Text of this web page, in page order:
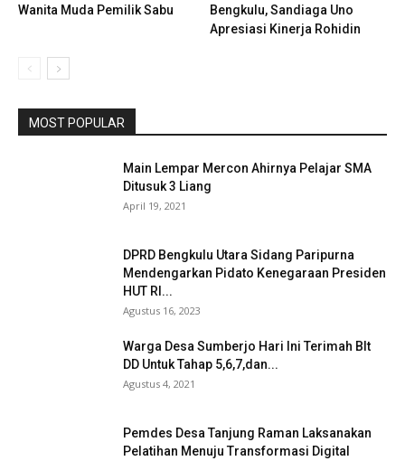
Wanita Muda Pemilik Sabu
Bengkulu, Sandiaga Uno
Apresiasi Kinerja Rohidin
MOST POPULAR
Main Lempar Mercon Ahirnya Pelajar SMA
Ditusuk 3 Liang
April 19, 2021
DPRD Bengkulu Utara Sidang Paripurna
Mendengarkan Pidato Kenegaraan Presiden
HUT RI...
Agustus 16, 2023
Warga Desa Sumberjo Hari Ini Terimah Blt
DD Untuk Tahap 5,6,7,dan...
Agustus 4, 2021
Pemdes Desa Tanjung Raman Laksanakan
Pelatihan Menuju Transformasi Digital